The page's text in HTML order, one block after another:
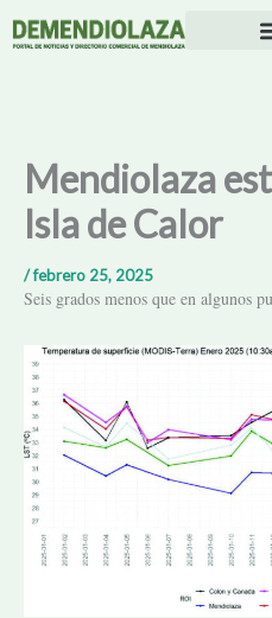
Mendiolaza
Isla de Calor
/febrero 25, 2025
Seis grados menos que en algunos